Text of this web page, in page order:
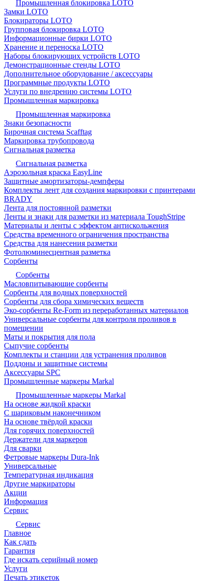
Промышленная блокировка LOTO
Замки LOTO
Блокираторы LOTO
Групповая блокировка LOTO
Информационные бирки LOTO
Хранение и переноска LOTO
Наборы блокирующих устройств LOTO
Демонстрационные стенды LOTO
Дополнительное оборудование / аксессуары
Программные продукты LOTO
Услуги по внедрению системы LOTO
Промышленная маркировка
Промышленная маркировка
Знаки безопасности
Бирочная система Scafftag
Маркировка трубопровода
Сигнальная разметка
Сигнальная разметка
Аэрозольная краска EasyLine
Защитные амортизаторы-демпферы
Комплекты лент для создания маркировки с принтерами
BRADY
Лента для постоянной разметки
Ленты и знаки для разметки из материала ToughStripe
Материалы и ленты с эффектом антискольжения
Средства временного ограничения пространства
Средства для нанесения разметки
Фотолюминесцентная разметка
Сорбенты
Сорбенты
Масловпитывающие сорбенты
Сорбенты для водных поверхностей
Сорбенты для сбора химических веществ
Эко-сорбенты Re-Form из переработанных материалов
Универсальные сорбенты для контроля проливов в
помещении
Маты и покрытия для пола
Сыпучие сорбенты
Комплекты и станции для устранения проливов
Поддоны и защитные системы
Аксессуары SPC
Промышленные маркеры Markal
Промышленные маркеры Markal
На основе жидкой краски
С шариковым наконечником
На основе твёрдой краски
Для горячих поверхностей
Держатели для маркеров
Для сварки
Фетровые маркеры Dura-Ink
Универсальные
Температурная индикация
Другие маркираторы
Акции
Информация
Сервис
Сервис
Главное
Как сдать
Гарантия
Где искать серийный номер
Услуги
Печать этикеток